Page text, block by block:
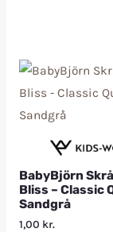
BabyBjörn
Bliss – Classic
Sandgrå
1,00 kr.